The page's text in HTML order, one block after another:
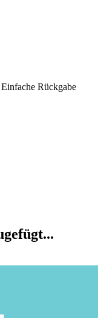
Einfache Rückgabe